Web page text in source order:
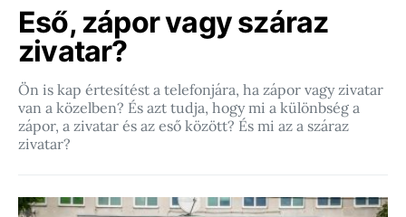
Eső, zápor vagy száraz
zivatar?
Ön is kap értesítést a telefonjára, ha zápor vagy zivatar
van a közelben? És azt tudja, hogy mi a különbség a
zápor, a zivatar és az eső között? És mi az a száraz
zivatar?